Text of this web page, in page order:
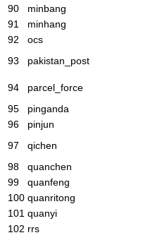
90
minbang
91
minhang
92
ocs
93
pakistan_post
94
parcel_force
95
pinganda
96
pinjun
97
qichen
98
quanchen
99
quanfeng
100 quanritong
101 quanyi
102 rrs